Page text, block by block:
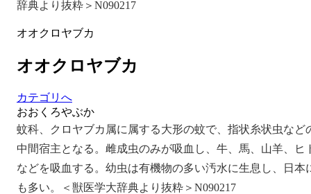
辞典より抜粋＞N090217
オオクロヤブカ
オオクロヤブカ
カテゴリへ
おおくろやぶか
蚊科、クロヤブカ属に属する大形の蚊で、指状糸状虫など
中間宿主となる。雌成虫のみが吸血し、牛、馬、山羊、ヒ
などを吸血する。幼虫は有機物の多い汚水に生息し、日本
も多い。＜獣医学大辞典より抜粋＞N090217